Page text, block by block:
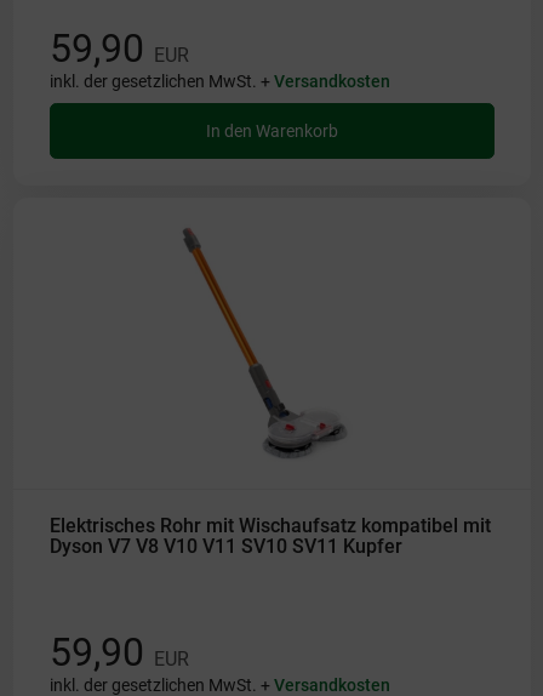
59,90 EUR
inkl. der gesetzlichen MwSt. +Versandkosten
In den Warenkorb
Elektrisches Rohr mit Wischaufsatz kompatibel mit
Dyson V7 V8 V10 V11 SV10 SV11 Kupfer
59,90 EUR
inkl. der gesetzlichen MwSt. +Versandkosten